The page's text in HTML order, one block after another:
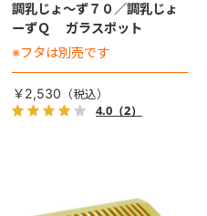
調乳じょ～ず７０／調乳じょ
ーずＱ ガラスポット
※フタは別売です
￥2,530
4.0（2）